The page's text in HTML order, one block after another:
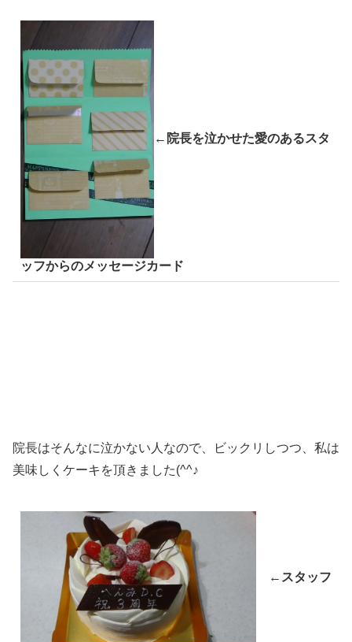
←院長を泣かせた愛のあるスタ
ッフからのメッセージカード
院長はそんなに泣かない人なので、ビックリしつつ、私は
美味しくケーキを頂きました(^^♪
←スタッフ